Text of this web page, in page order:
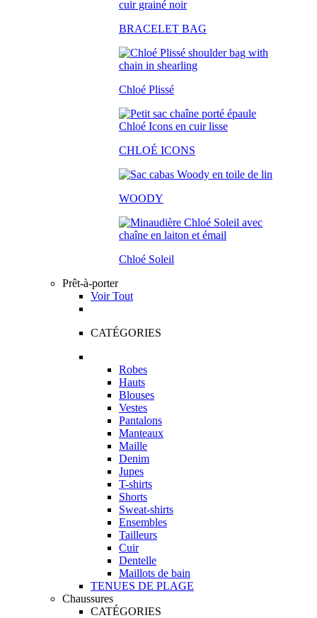
BRACELET BAG
Chloé Plissé
CHLOÉ ICONS
WOODY
Chloé Soleil
Prêt-à-porter
Voir Tout
CATÉGORIES
Robes
Hauts
Blouses
Vestes
Pantalons
Manteaux
Maille
Denim
Jupes
T-shirts
Shorts
Sweat-shirts
Ensembles
Tailleurs
Cuir
Dentelle
Maillots de bain
TENUES DE PLAGE
Chaussures
CATÉGORIES